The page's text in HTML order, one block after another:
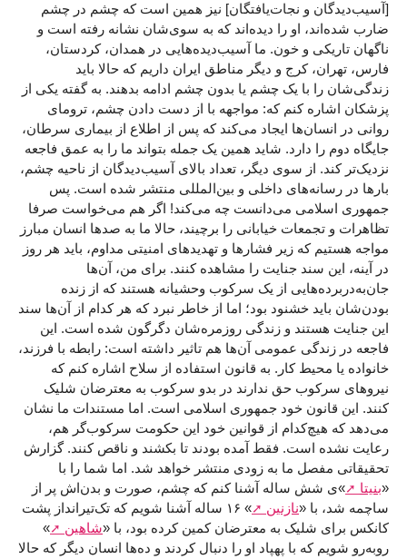
[آسیب‌دیدگان و نجات‌یافتگان] نیز همین است که چشم در چشم
ضارب شده‌اند، او را دیده‌اند که به سوی‌شان نشانه رفته است و
ناگهان تاریکی و خون. ما آسیب‌دیده‌هایی در همدان، کردستان،
فارس،‌ تهران، کرج و دیگر مناطق ایران داریم که حالا باید
زندگی‌شان را با یک چشم یا بدون چشم ادامه بدهند. به گفته یکی از
پزشکان اشاره کنم که: مواجهه با از دست دادن چشم، ترومای
روانی در انسان‌ها ایجاد می‌کند که پس از اطلاع از بیماری سرطان،
جایگاه دوم را دارد. شاید همین یک جمله بتواند ما را به عمق فاجعه
نزدیک‌تر کند. از سوی دیگر، تعداد بالای آسیب‌دیدگان از ناحیه چشم،
بارها در رسانه‌های داخلی و بین‌المللی منتشر شده است. پس
جمهوری اسلامی می‌دانست چه می‌کند! اگر هم می‌خواست صرفا
تظاهرات و تجمعات خیابانی را برچیند، حالا ما به صدها انسان مبارز
مواجه هستیم که زیر فشارها و تهدیدهای امنیتی مداوم، باید هر روز
در آینه، این سند جنایت را مشاهده کنند. برای من، آن‌ها
جان‌به‌دربرده‌هایی از یک سرکوب وحشیانه هستند که از زنده
بودن‌شان باید خشنود بود؛ اما از خاطر نبرد که هر کدام از آن‌ها سند
این جنایت هستند و زندگی روزمره‌شان دگرگون شده است. این
فاجعه در زندگی عمومی آن‌ها هم تاثیر داشته است: رابطه با فرزند،
خانواده یا محیط کار. به قانون استفاده از سلاح اشاره کنم که
نیروهای سرکوب حق ندارند در بدو سرکوب به معترضان شلیک
کنند. این قانون خود جمهوری اسلامی است. اما مستندات ما نشان
می‌دهد که هیچ‌کدام از قوانین خود این حکومت سرکوب‌گر هم،
رعایت نشده است. فقط آمده بودند تا بکشند و ناقص کنند. گزارش
تحقیقاتی مفصل ما به زودی منتشر خواهد شد. اما شما را با
«بنیتا
»ی شش ساله آشنا کنم که چشم، صورت و بدن‌اش پر از
ساچمه شد، با «نازنین
» ۱۶ ساله آشنا شویم که تک‌تیرانداز پشت
کانکس برای شلیک به معترضان کمین کرده بود، با «شاهین
»
روبه‌رو شویم که با پهپاد او را دنبال کردند و ده‌ها انسان دیگر که حالا